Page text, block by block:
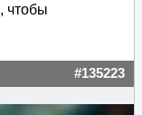
, чтобы
#135223